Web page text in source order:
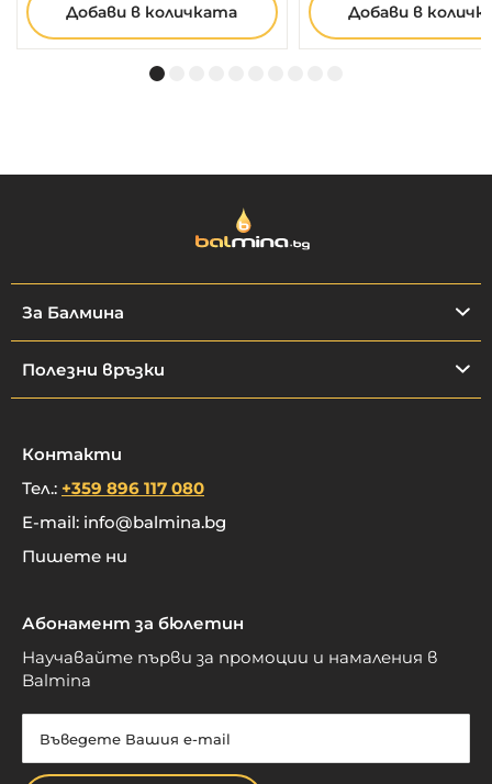
Добави в количката Добави в
За Балмина
Полезни връзки
Контакти
Тел.: +359 896 117 080
E-mail: info@balmina.bg
Пишете ни
Абонамент за бюлетин
Научавайте първи за промоции и намаления в
Balmina